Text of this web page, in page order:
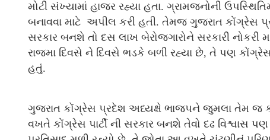
મોટી સંખ્યામાં હાજર રહ્યા હતા. ગ્રામજનોની
બનાવવા માટે અપીલ કરી હતી. તેમજ ગુજરાત કોંગ્રેસ
સરકાર બનશે તો દસ લાખ બેરોજગારોને સરકારી
રાજમા દિવસે ને દિવસે ભડકે બળી રહ્યા છે, તે પણ
હતું.
ગુજરાત કોંગ્રેસ પ્રદેશ અધ્યક્ષે ભાજપને જુમલા તેમ જ
વખતે કોંગ્રેસ પાર્ટી ની સરકાર બનશે તેવો દઢ વિશ્વાસ